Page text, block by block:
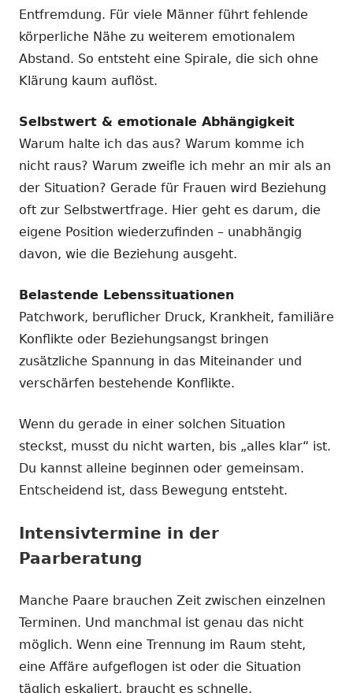
Entfremdung. Für viele Männer führt fehlende
körperliche Nähe zu weiterem emotionalem
Abstand. So entsteht eine Spirale, die sich ohne
Klärung kaum auflöst.
Selbstwert & emotionale Abhängigkeit
Warum halte ich das aus? Warum komme ich
nicht raus? Warum zweifle ich mehr an mir als an
der Situation? Gerade für Frauen wird Beziehung
oft zur Selbstwertfrage. Hier geht es darum, die
eigene Position wiederzufinden – unabhängig
davon, wie die Beziehung ausgeht.
Belastende Lebenssituationen
Patchwork, beruflicher Druck, Krankheit, familiäre
Konflikte oder Beziehungsangst bringen
zusätzliche Spannung in das Miteinander und
verschärfen bestehende Konflikte.
Wenn du gerade in einer solchen Situation
steckst, musst du nicht warten, bis „alles klar“ ist.
Du kannst alleine beginnen oder gemeinsam.
Entscheidend ist, dass Bewegung entsteht.
Intensivtermine in der
Paarberatung
Manche Paare brauchen Zeit zwischen einzelnen
Terminen. Und manchmal ist genau das nicht
möglich. Wenn eine Trennung im Raum steht,
eine Affäre aufgeflogen ist oder die Situation
täglich eskaliert, braucht es schnelle,